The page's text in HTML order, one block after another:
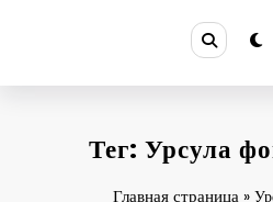
Тег: Урсула
Главная страница»